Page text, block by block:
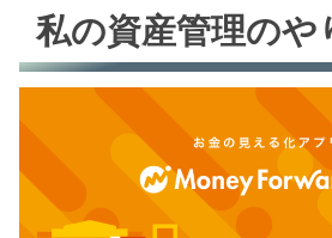
私の資産管理のやり方
ステップ１ 貯める力
ステップ３ 増やす力
私の資産管理のや